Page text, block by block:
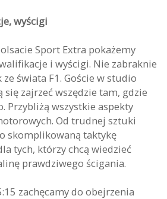
wyścigi
Sport Extra pokażemy
i wyścigi. Nie zabraknie
świata F1. Goście w studio
się zajrzeć wszędzie tam, gdzie
Przybliżą wszystkie aspekty
Od trudnej sztuki
skomplikowaną taktykę
tych, którzy chcą wiedzieć
prawdziwego ścigania.
zachęcamy do obejrzenia